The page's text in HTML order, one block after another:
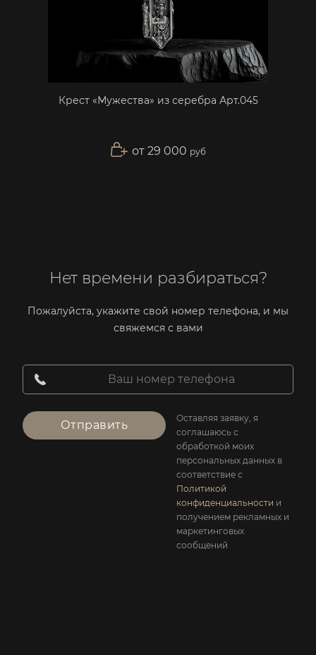
Крест «Мужества» из серебра Арт.045
от 29 000 руб
Нет времени разбираться?
Пожалуйста, укажите свой номер телефона, и мы
свяжемся с вами
Отправить
Оставляя заявку, я
соглашаюсь с
обработкой моих
персональных данных в
соответствие с
Политикой
конфиденциальности и
получением рекламных и
маркетинговых
сообщений